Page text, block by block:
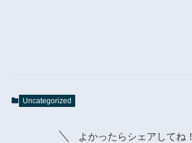
Uncategorized
よかったらシェアしてね！